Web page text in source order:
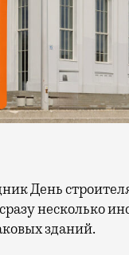
несколько
зданий.